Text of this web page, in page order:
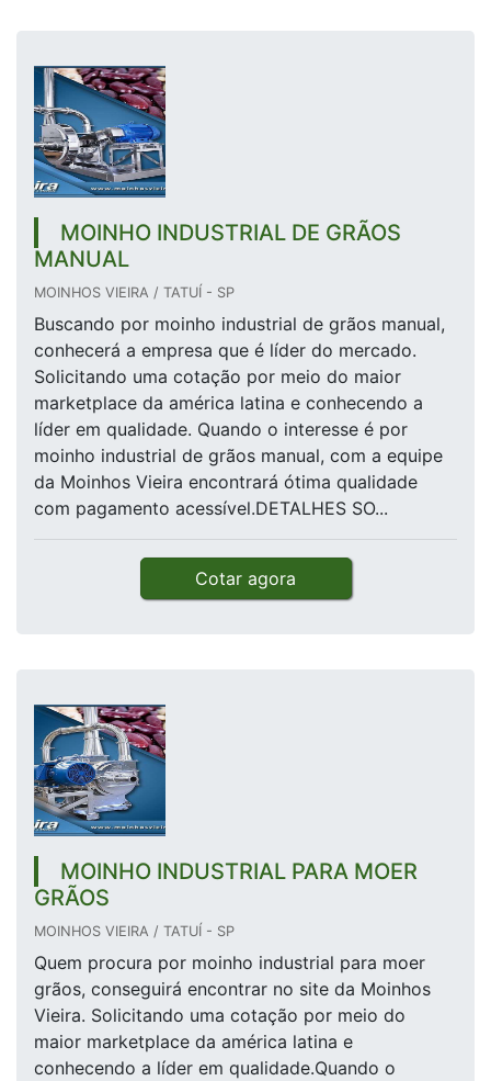
MOINHO INDUSTRIAL DE GRÃOS
MANUAL
MOINHOS VIEIRA / TATUÍ - SP
Buscando por moinho industrial de grãos manual,
conhecerá a empresa que é líder do mercado.
Solicitando uma cotação por meio do maior
marketplace da américa latina e conhecendo a
líder em qualidade. Quando o interesse é por
moinho industrial de grãos manual, com a equipe
da Moinhos Vieira encontrará ótima qualidade
com pagamento acessível.DETALHES SO...
Cotar agora
MOINHO INDUSTRIAL PARA MOER
GRÃOS
MOINHOS VIEIRA / TATUÍ - SP
Quem procura por moinho industrial para moer
grãos, conseguirá encontrar no site da Moinhos
Vieira. Solicitando uma cotação por meio do
maior marketplace da américa latina e
conhecendo a líder em qualidade.Quando o